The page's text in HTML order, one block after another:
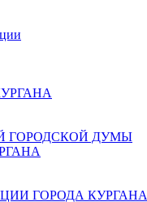
ГОРОДСКОЙ ДУМЫ
ГОРОДА КУРГАНА